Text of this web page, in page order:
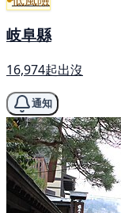
岐阜縣
16,974起出沒
通知